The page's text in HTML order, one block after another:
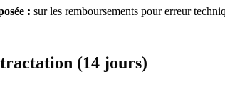
: sur les remboursements pour erreur
(14 jours)